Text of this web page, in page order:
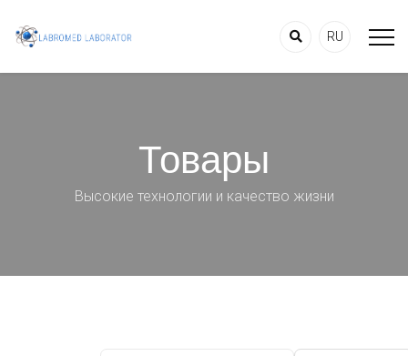
RU
Товары
Высокие технологии и качество жизни